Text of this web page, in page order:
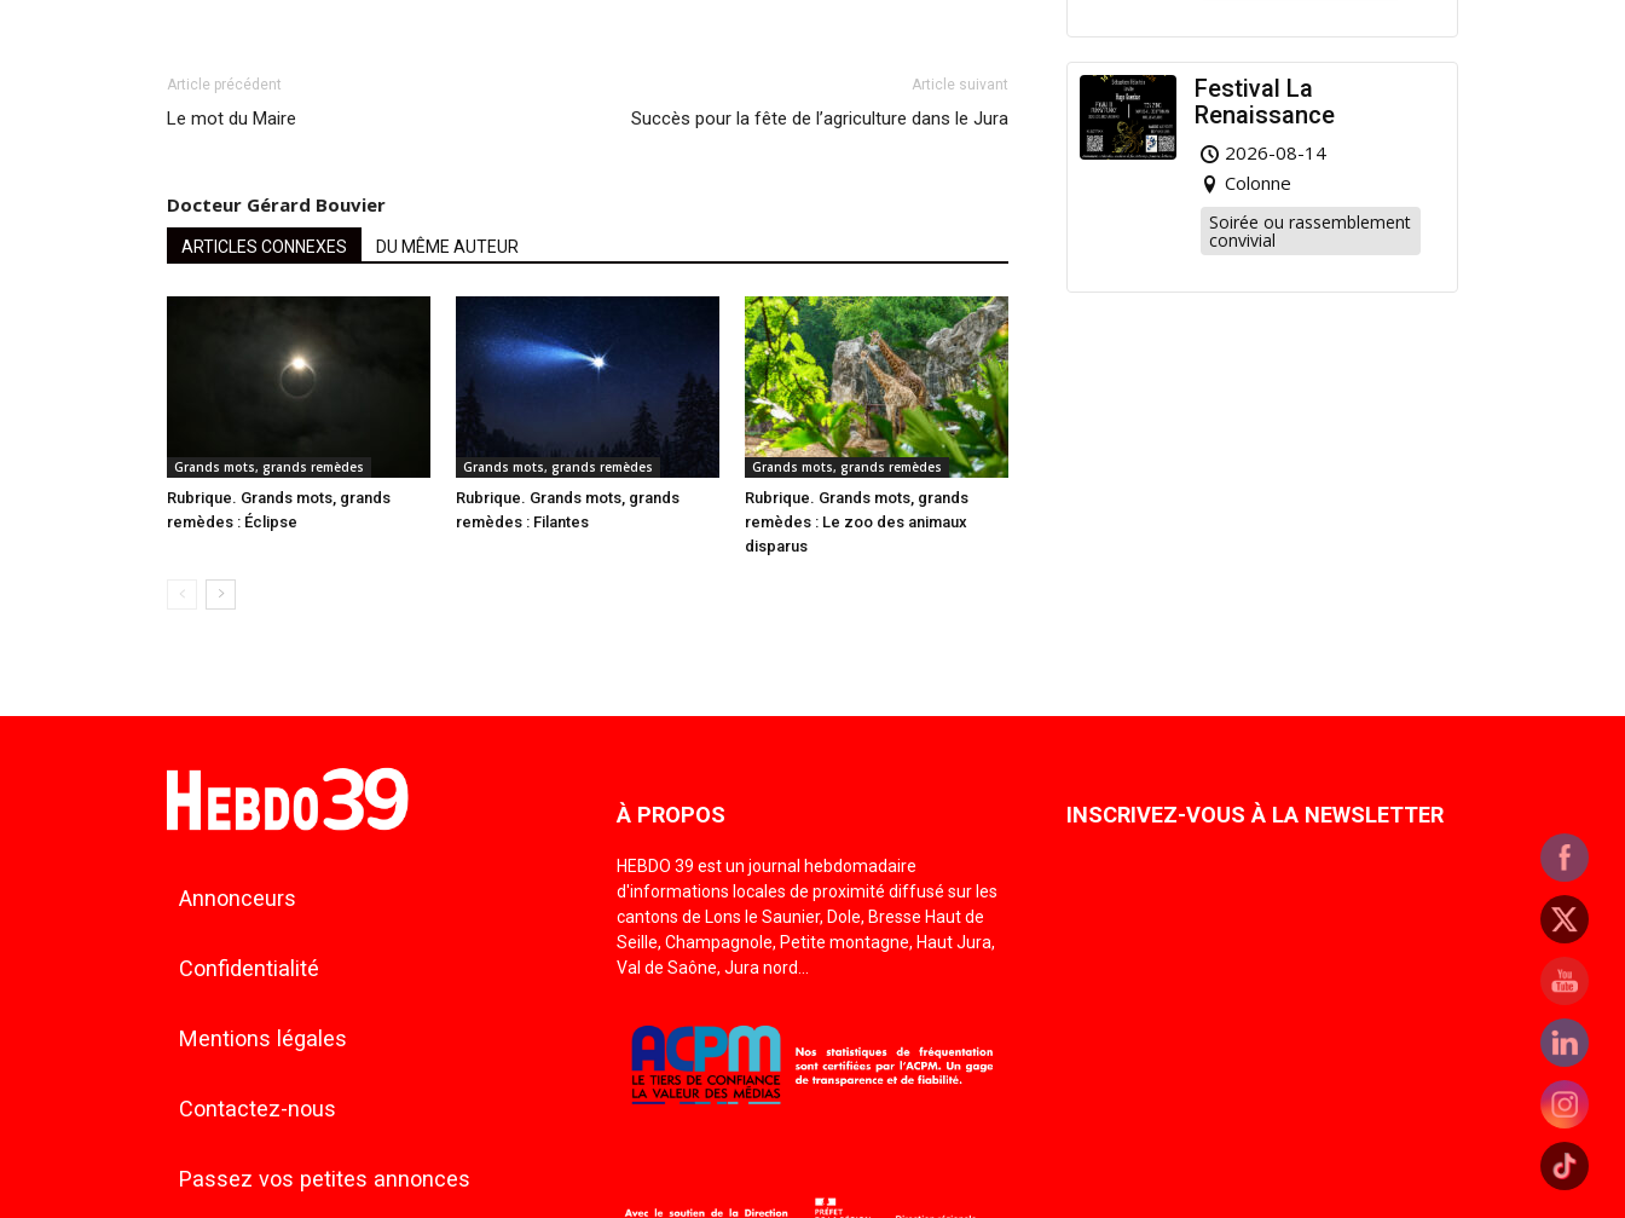
Article précédent
Le mot du Maire
Article suivant
Succès pour la fête de l’agriculture dans le Jura
Docteur Gérard Bouvier
ARTICLES CONNEXES DU MÊME AUTEUR
Grands mots, grands remèdes
Rubrique. Grands mots, grands
remèdes : Éclipse
Grands mots, grands remèdes
Rubrique. Grands mots, grands
remèdes : Filantes
Grands mots, grands remèdes
Rubrique. Grands mots, grands
remèdes : Le zoo des animaux
disparus
Festival La
Renaissance
2026-08-14
Colonne
Soirée ou rassemblement
convivial